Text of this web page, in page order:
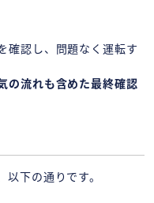
確認し、問題なく運転す
の流れも含めた最終確認
下の通りです。